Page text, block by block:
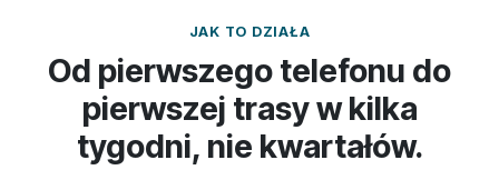
JAK TO DZIAŁA
Od pierwszego telefonu do
pierwszej trasy w kilka
tygodni, nie kwartałów.